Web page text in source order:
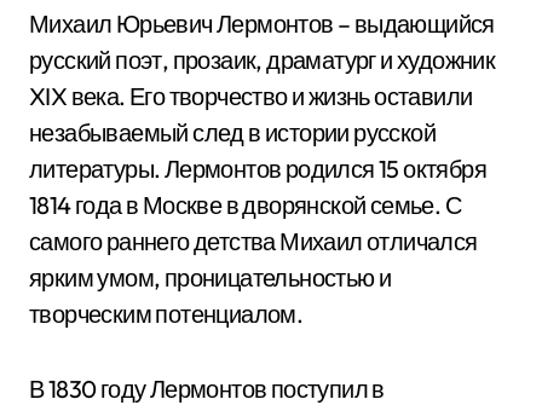
Михаил Юрьевич Лермонтов – выдающийся
русский поэт, прозаик, драматург и художник
XIX века. Его творчество и жизнь оставили
незабываемый след в истории русской
литературы. Лермонтов родился 15 октября
1814 года в Москве в дворянской семье. С
самого раннего детства Михаил отличался
ярким умом, проницательностью и
творческим потенциалом.
В 1830 году Лермонтов поступил в